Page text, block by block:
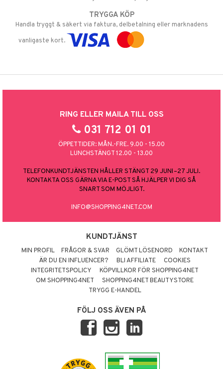
TRYGGA KÖP
Handla tryggt & säkert via faktura, delbetalning eller marknadens
vanligaste kort.
RING ELLER MAILA TILL OSS
031 712 01 01
ÖPPETTIDER: MÅN.-FRE. 9.00 - 15.00
LUNCHSTÄNGT 12.00 - 13.00
TELEFONKUNDTJÄNSTEN HÅLLER STÄNGT 29 JUNI–27 JULI.
KONTAKTA OSS GÄRNA VIA E-POST SÅ HJÄLPER VI DIG SÅ
SNART SOM MÖJLIGT.
INFO@SHOPPING4NET.COM
KUNDTJÄNST
MIN PROFIL FRÅGOR & SVAR GLÖMT LÖSENORD
KONTAKT
ÄR DU EN INFLUENCER?
BLI AFFILIATE
COOKIES
INTEGRITETSPOLICY
KÖPVILLKOR FÖR SHOPPING4NET
OM SHOPPING4NET
SHOPPING4NET BEAUTYSTORE
TRYGG E-HANDEL
FÖLJ OSS ÄVEN PÅ